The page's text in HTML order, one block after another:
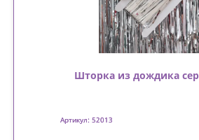
Шторка из дождика
Артикул: 52013